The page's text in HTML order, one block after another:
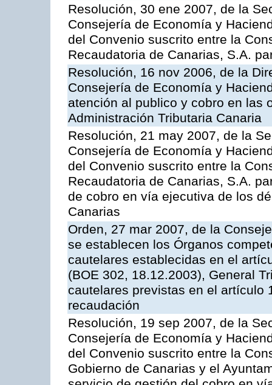
Resolución, 30 ene 2007, de la
Consejería de Economía y
del Convenio suscrito entre la
Recaudatoria de Canarias, S.A.
Resolución, 16 nov 2006, de la
Consejería de Economía y
atención al publico y cobro en las
Administración Tributaria Canaria
Resolución, 21 may 2007, de la
Consejería de Economía y
del Convenio suscrito entre la
Recaudatoria de Canarias, S.A.
de cobro en vía ejecutiva de los
Canarias
Orden, 27 mar 2007, de la
se establecen los Órganos
cautelares establecidas en el
(BOE 302, 18.12.2003), General
cautelares previstas en el artículo
recaudación
Resolución, 19 sep 2007, de la
Consejería de Economía y
del Convenio suscrito entre la
Gobierno de Canarias y el